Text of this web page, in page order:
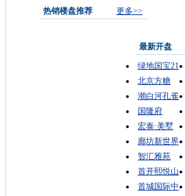
热销楼盘推荐 更多>>
最新开盘
绿地国宝21
北京方糖
潮白河孔雀
国隆府
宏泰·美墅
廊坊新世界
智汇雅苑
首开熙悦山
首城国际中